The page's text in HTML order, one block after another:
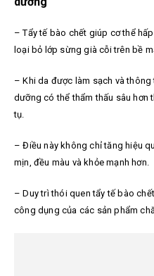
– Tẩy tế bào chết giúp cơ thể
loại bỏ lớp sừng già cỗi trên bề
– Khi da được làm sạch và
dưỡng có thể thẩm thấu sâu hơn
tụ.
– Điều này không chỉ tăng hiệu
mịn, đều màu và khỏe mạnh hơn.
– Duy trì thói quen tẩy tế bào
công dụng của các sản phẩm